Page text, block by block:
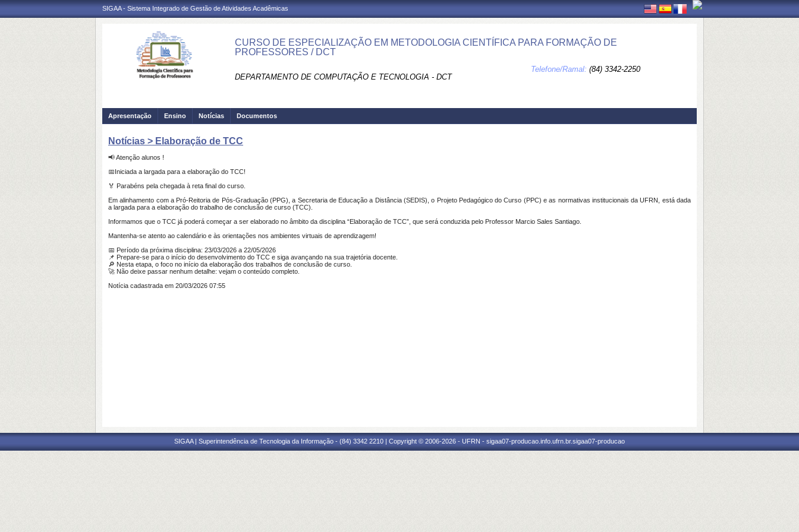
SIGAA - Sistema Integrado de Gestão de Atividades Acadêmicas
CURSO DE ESPECIALIZAÇÃO EM METODOLOGIA CIENTÍFICA PARA FORMAÇÃO DE
PROFESSORES / DCT
DEPARTAMENTO DE COMPUTAÇÃO E TECNOLOGIA - DCT
Telefone/Ramal: (84) 3342-2250
Apresentação Ensino Notícias Documentos
Notícias > Elaboração de TCC
📢 Atenção alunos !
📅Iniciada a largada para a elaboração do TCC!
🏅 Parabéns pela chegada à reta final do curso.
Em alinhamento com a Pró-Reitoria de Pós-Graduação (PPG), a Secretaria de Educação a Distância (SEDIS), o Projeto Pedagógico do Curso (PPC) e as normativas institucionais da UFRN, está dada
a largada para a elaboração do trabalho de conclusão de curso (TCC).
Informamos que o TCC já poderá começar a ser elaborado no âmbito da disciplina “Elaboração de TCC”, que será conduzida pelo Professor Marcio Sales Santiago.
Mantenha-se atento ao calendário e às orientações nos ambientes virtuais de aprendizagem!
📅 Período da próxima disciplina: 23/03/2026 a 22/05/2026
📌 Prepare-se para o início do desenvolvimento do TCC e siga avançando na sua trajetória docente.
🔎 Nesta etapa, o foco no início da elaboração dos trabalhos de conclusão de curso.
🚀 Não deixe passar nenhum detalhe: vejam o conteúdo completo.
Notícia cadastrada em 20/03/2026 07:55
SIGAA | Superintendência de Tecnologia da Informação - (84) 3342 2210 | Copyright © 2006-2026 - UFRN - sigaa07-producao.info.ufrn.br.sigaa07-producao